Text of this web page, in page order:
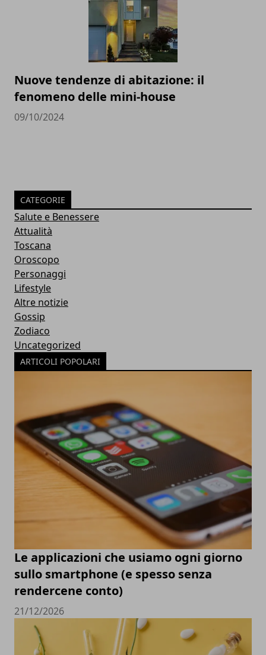
Nuove tendenze di abitazione: il
fenomeno delle mini-house
09/10/2024
CATEGORIE
Salute e Benessere
Attualità
Toscana
Oroscopo
Personaggi
Lifestyle
Altre notizie
Gossip
Zodiaco
Uncategorized
ARTICOLI POPOLARI
Le applicazioni che usiamo ogni giorno
sullo smartphone (e spesso senza
rendercene conto)
21/12/2026